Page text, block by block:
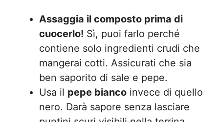
Assaggia il composto prima di
cuocerlo! Sì, puoi farlo perché
contiene solo ingredienti crudi che
mangerai cotti. Assicurati che sia
ben saporito di sale e pepe.
Usa il pepe bianco invece di quello
nero. Darà sapore senza lasciare